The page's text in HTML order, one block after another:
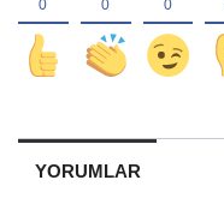
YORUMLAR